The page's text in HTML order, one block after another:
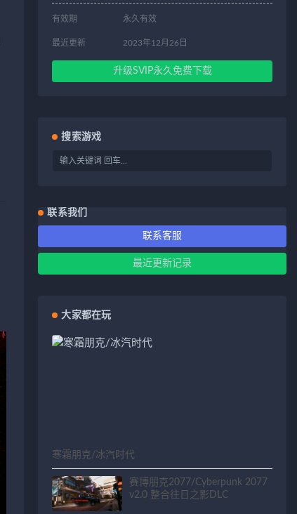
有效期 永久有效
最近更新 2023年12月26日
升级SVIP永久免费下载
搜索游戏
联系我们
联系客服
最近更新记录
大家都在玩
寒霜朋克/冰汽时代
赛博朋克2077/Cyberpunk 2077
v2.0 整合往日之影DLC